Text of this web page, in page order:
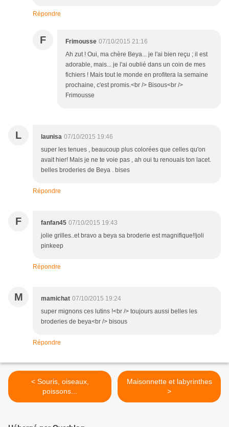
Répondre
F Frimousse 07/10/2015 21:16
Ah zut ! Oui, ma chère Beya... je l'ai bien reçu ; il est
adorable, mais... je l'ai oublié dans un coin de mes
fichiers ! Mais tout le monde en profitera la semaine
prochaine, c'est promis.<br /> Bisous<br />
Frimousse
L launisa 07/10/2015 19:46
super les tenues , beaucoup plus colorées que celles qu'on
avait hier! Mais je ne te voie pas , ah oui tu renouais ton lacet.
belles broderies de Beya . bises
Répondre
F fanfan45 07/10/2015 19:43
jolie grilles..et bravo a beya sa broderie est magnifique!!joli
pinkeep
Répondre
M mamichat 07/10/2015 19:24
super mignons ces lutins !<br /> toujours aussi belles les
broderies de beya<br /> bisous
Répondre
< Souris, oiseaux,
poissons...
Maisonnette et labyrinthes
>